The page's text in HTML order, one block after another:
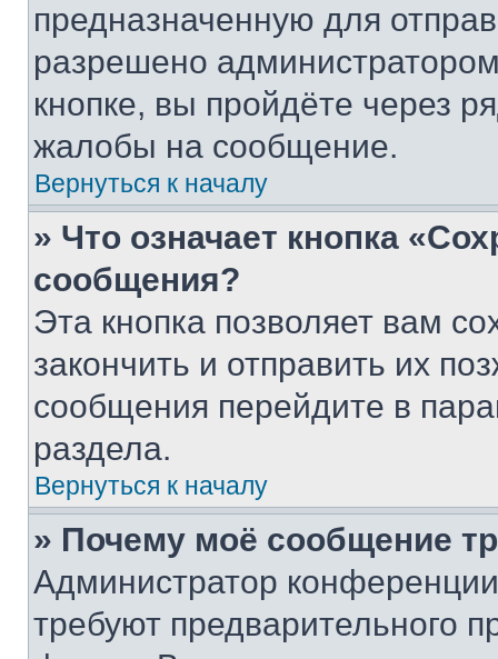
предназначенную для
разрешено
кнопке, вы пройдёте через
жалобы на сообщение.
Вернуться к началу
» Что означает кнопка
сообщения?
Эта кнопка позволяет вам
закончить и отправить их
сообщения перейдите в
раздела.
Вернуться к началу
» Почему моё сообщение
Администратор
требуют предварительного